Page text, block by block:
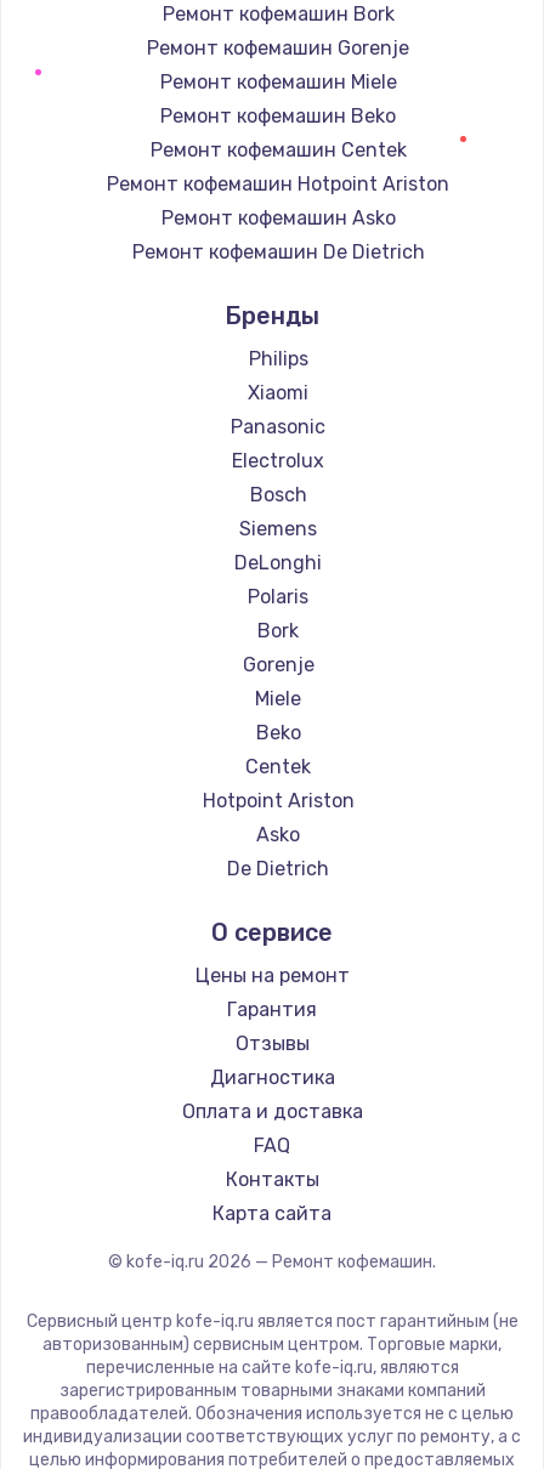
Ремонт кофемашин Bork
Ремонт кофемашин Gorenje
Ремонт кофемашин Miele
Ремонт кофемашин Beko
Ремонт кофемашин Centek
Ремонт кофемашин Hotpoint Ariston
Ремонт кофемашин Asko
Ремонт кофемашин De Dietrich
Ремонт кофемашин Ascaso
Ремонт кофемашин Jura
Ремонт кофемашин Olympia
Ремонт кофемашин Saeco
Ремонт кофемашин La Cimbali
Ремонт кофемашин WMF
Ремонт кофемашин Yamaguchi
Ремонт кофемашин Nivona
Ремонт кофемашин Astoria
Ремонт кофемашин JVC
Ремонт кофемашин Ariston
Ремонт кофемашин Grundig
Ремонт кофемашин ROCKET MOZZAFIATO
Ремонт кофемашин Vivitek
Ремонт кофемашин Thomson
Ремонт кофемашин Hisense
Ремонт кофемашин DELTA
Ремонт кофемашин Kyvol
Ремонт кофемашин RED solution
Ремонт кофемашин Bravilor Bonamat
Ремонт кофемашин Vard
Ремонт кофемашин Tuvio
Ремонт кофемашин Carrera
Ремонт кофемашин Supra
Бренды
Philips
Xiaomi
Panasonic
Electrolux
Bosch
Siemens
DeLonghi
Polaris
Bork
Gorenje
Miele
Beko
Centek
Hotpoint Ariston
Asko
De Dietrich
Ascaso
Jura
Olympia
Saeco
La Cimbali
WMF
Yamaguchi
Nivona
Astoria
ROCKET MOZZAFIATO
Vivitek
Thomson
Hisense
О сервисе
Цены на ремонт
Гарантия
Отзывы
Диагностика
Оплата и доставка
FAQ
Контакты
Карта сайта
© kofe-iq.ru 2026 — Ремонт кофемашин.
Сервисный центр kofe-iq.ru является пост гарантийным (не
авторизованным) сервисным центром. Торговые марки,
перечисленные на сайте kofe-iq.ru, являются
зарегистрированным товарными знаками компаний
правообладателей. Обозначения используется не с целью
индивидуализации соответствующих услуг по ремонту, а с
целью информирования потребителей о предоставляемых